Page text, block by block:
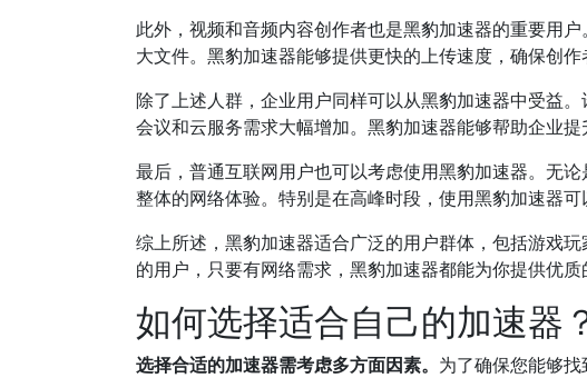
此外，视频和音频内容创作者也是黑豹加速器的重要用
大文件。黑豹加速器能够提供更快的上传速度，确保创
除了上述人群，企业用户同样可以从黑豹加速器中受益
会议和云服务需求大幅增加。黑豹加速器能够帮助企业
最后，普通互联网用户也可以考虑使用黑豹加速器。无
整体的网络体验。特别是在高峰时段，使用黑豹加速器
综上所述，黑豹加速器适合广泛的用户群体，包括游戏
的用户，只要有网络需求，黑豹加速器都能为你提供优质
如何选择适合自己的加速器
选择合适的加速器需考虑多方面因素。 为了确保您能够找